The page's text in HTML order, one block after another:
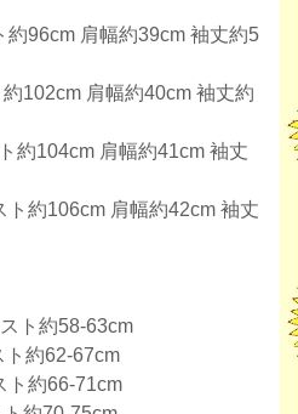
約96cm 肩幅約39cm 袖丈約5
約102cm 肩幅約40cm 袖丈約
約104cm 肩幅約41cm 袖丈
ト約106cm 肩幅約42cm 袖丈
ト約58-63cm
ト約62-67cm
ト約66-71cm